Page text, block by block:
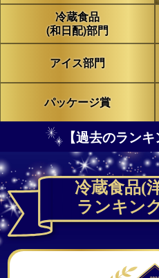
冷蔵食品
(和日配)部門
アイス部門
パッケージ賞
【過去のラン
冷蔵食品(
ランキン